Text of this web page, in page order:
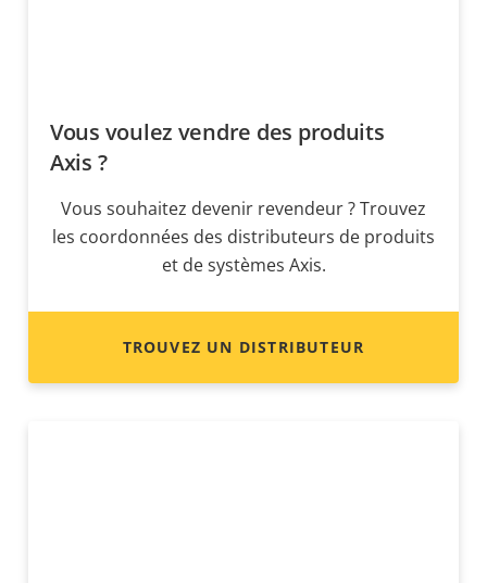
Vous voulez vendre des produits
Axis ?
Vous souhaitez devenir revendeur ? Trouvez
les coordonnées des distributeurs de produits
et de systèmes Axis.
TROUVEZ UN DISTRIBUTEUR